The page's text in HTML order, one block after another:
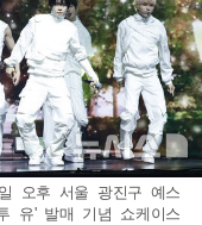
오후 서울 광진구 예스
유' 발매 기념 쇼케이스